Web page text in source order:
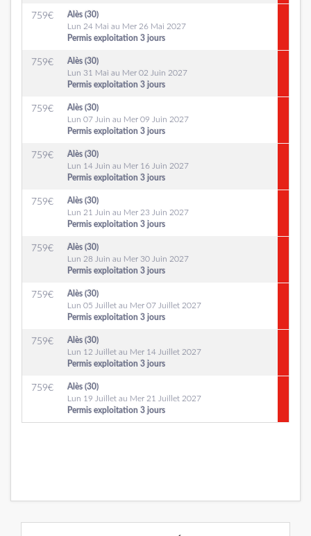
759€
Alès (30)
Lun 24 Mai au Mer 26 Mai 2027
Permis exploitation 3 jours
759€
Alès (30)
Lun 31 Mai au Mer 02 Juin 2027
Permis exploitation 3 jours
759€
Alès (30)
Lun 07 Juin au Mer 09 Juin 2027
Permis exploitation 3 jours
759€
Alès (30)
Lun 14 Juin au Mer 16 Juin 2027
Permis exploitation 3 jours
759€
Alès (30)
Lun 21 Juin au Mer 23 Juin 2027
Permis exploitation 3 jours
759€
Alès (30)
Lun 28 Juin au Mer 30 Juin 2027
Permis exploitation 3 jours
759€
Alès (30)
Lun 05 Juillet au Mer 07 Juillet 2027
Permis exploitation 3 jours
759€
Alès (30)
Lun 12 Juillet au Mer 14 Juillet 2027
Permis exploitation 3 jours
759€
Alès (30)
Lun 19 Juillet au Mer 21 Juillet 2027
Permis exploitation 3 jours